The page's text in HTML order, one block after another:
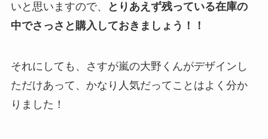
いと思いますので、
とりあえず残っている在庫の
中でさっさと購入しておきましょう！！
それにしても、さすが嵐の大野くんがデザインし
ただけあって、かなり人気だってことはよく分か
りました！